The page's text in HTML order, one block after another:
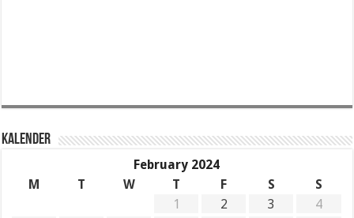
KALENDER
February 2024
M
T W T F S
S
1
2 3
4